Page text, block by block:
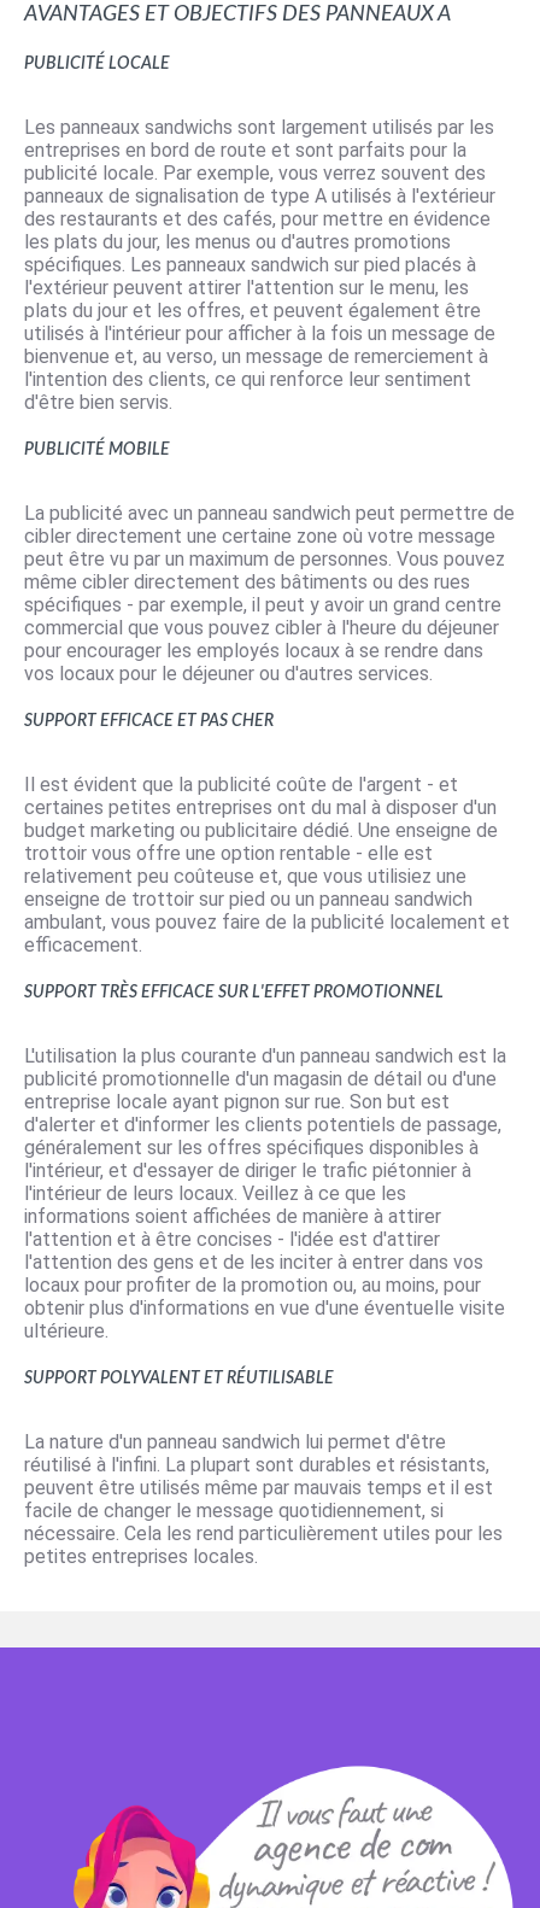
Avantages et objectifs des panneaux A
Publicité locale
Les panneaux sandwichs sont largement utilisés par les
entreprises en bord de route et sont parfaits pour la
publicité locale. Par exemple, vous verrez souvent des
panneaux de signalisation de type A utilisés à l'extérieur
des restaurants et des cafés, pour mettre en évidence
les plats du jour, les menus ou d'autres promotions
spécifiques. Les panneaux sandwich sur pied placés à
l'extérieur peuvent attirer l'attention sur le menu, les
plats du jour et les offres, et peuvent également être
utilisés à l'intérieur pour afficher à la fois un message de
bienvenue et, au verso, un message de remerciement à
l'intention des clients, ce qui renforce leur sentiment
d'être bien servis.
Publicité mobile
La publicité avec un panneau sandwich peut permettre de
cibler directement une certaine zone où votre message
peut être vu par un maximum de personnes. Vous pouvez
même cibler directement des bâtiments ou des rues
spécifiques - par exemple, il peut y avoir un grand centre
commercial que vous pouvez cibler à l'heure du déjeuner
pour encourager les employés locaux à se rendre dans
vos locaux pour le déjeuner ou d'autres services.
Support efficace et pas cher
Il est évident que la publicité coûte de l'argent - et
certaines petites entreprises ont du mal à disposer d'un
budget marketing ou publicitaire dédié. Une enseigne de
trottoir vous offre une option rentable - elle est
relativement peu coûteuse et, que vous utilisiez une
enseigne de trottoir sur pied ou un panneau sandwich
ambulant, vous pouvez faire de la publicité localement et
efficacement.
Support très efficace sur l'effet promotionnel
L'utilisation la plus courante d'un panneau sandwich est la
publicité promotionnelle d'un magasin de détail ou d'une
entreprise locale ayant pignon sur rue. Son but est
d'alerter et d'informer les clients potentiels de passage,
généralement sur les offres spécifiques disponibles à
l'intérieur, et d'essayer de diriger le trafic piétonnier à
l'intérieur de leurs locaux. Veillez à ce que les
informations soient affichées de manière à attirer
l'attention et à être concises - l'idée est d'attirer
l'attention des gens et de les inciter à entrer dans vos
locaux pour profiter de la promotion ou, au moins, pour
obtenir plus d'informations en vue d'une éventuelle visite
ultérieure.
Support polyvalent et réutilisable
La nature d'un panneau sandwich lui permet d'être
réutilisé à l'infini. La plupart sont durables et résistants,
peuvent être utilisés même par mauvais temps et il est
facile de changer le message quotidiennement, si
nécessaire. Cela les rend particulièrement utiles pour les
petites entreprises locales.